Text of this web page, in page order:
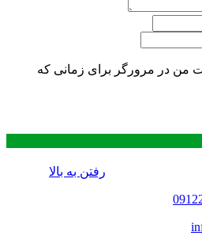
من در مرورگر برای زمانی که
رفتن به بالا